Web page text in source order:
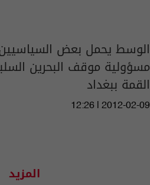
الوسط يحمل بعض السياسيين
مسؤولية موقف البحرين
القمة ببغداد
12:26 | 2012-02-09
المزيد